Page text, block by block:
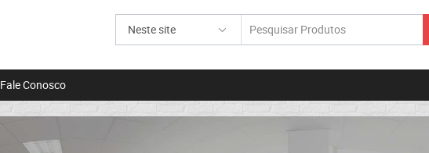
Neste site
Fale Conosco